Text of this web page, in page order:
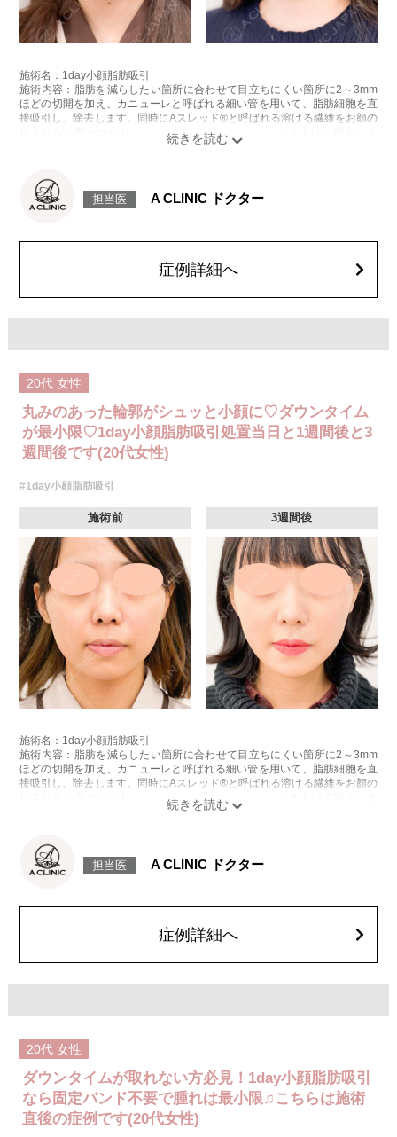
施術名：1day小顔脂肪吸引
施術内容：脂肪を減らしたい箇所に合わせて目立ちにくい箇所に2～3mm
ほどの切開を加え、カニューレと呼ばれる細い管を用いて、脂肪細胞を直
接吸引し、除去します。同時にAスレッド®と呼ばれる溶ける繊維をお顔の
目立たない部分から皮下へ挿入し、皮膚を内側から引き上げて固定しま
感などが術後一時的に生じることがございます。また、稀に貧血、細菌感
染症、左右差、施術箇所の知覚鈍麻、ぼこつき、硬結、瘢痕化、色素沈
顔の脂肪吸引箇所の追加 1ヶ所ごと+162,800円(税込)
オプション：笑気麻酔 3,300円(税込)
担当医 A CLINIC ドクター
症例詳細へ
20代 女性
丸みのあった輪郭がシュッと小顔に♡ダウンタイム
が最小限♡1day小顔脂肪吸引処置当日と1週間後と3
週間後です(20代女性)
#1day小顔脂肪吸引
施術前 3週間後
施術名：1day小顔脂肪吸引
施術内容：脂肪を減らしたい箇所に合わせて目立ちにくい箇所に2～3mm
ほどの切開を加え、カニューレと呼ばれる細い管を用いて、脂肪細胞を直
接吸引し、除去します。同時にAスレッド®と呼ばれる溶ける繊維をお顔の
目立たない部分から皮下へ挿入し、皮膚を内側から引き上げて固定しま
感などが術後一時的に生じることがございます。また、稀に貧血、細菌感
染症、左右差、施術箇所の知覚鈍麻、ぼこつき、硬結、瘢痕化、色素沈
顔の脂肪吸引箇所の追加 1ヶ所ごと+162,800円(税込)
オプション：笑気麻酔 3,300円(税込)
担当医 A CLINIC ドクター
症例詳細へ
20代 女性
ダウンタイムが取れない方必見！1day小顔脂肪吸引
なら固定バンド不要で腫れは最小限♫こちらは施術
直後の症例です(20代女性)